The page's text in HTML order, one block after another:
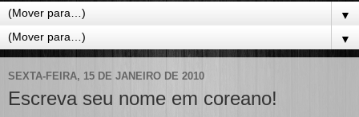
▼
▼
SEXTA-FEIRA, 15 DE JANEIRO DE 2010
Escreva seu nome em coreano!